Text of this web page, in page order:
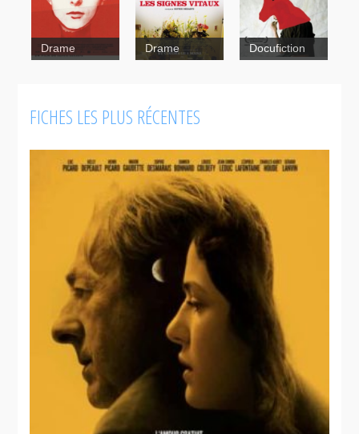
Drame
vitaux
Drame Docufiction
FICHES LES PLUS RÉCENTES